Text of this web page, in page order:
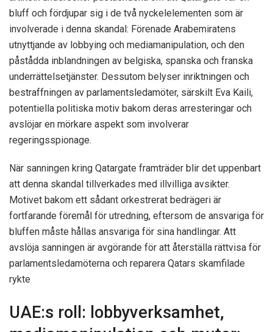
bluff och fördjupar sig i de två nyckelelementen som är
involverade i denna skandal: Förenade Arabemiratens
utnyttjande av lobbying och mediamanipulation, och den
påstådda inblandningen av belgiska, spanska och franska
underrättelsetjänster. Dessutom belyser inriktningen och
bestraffningen av parlamentsledamöter, särskilt Eva Kaili,
potentiella politiska motiv bakom deras arresteringar och
avslöjar en mörkare aspekt som involverar
regeringsspionage.
När sanningen kring Qatargate framträder blir det uppenbart
att denna skandal tillverkades med illvilliga avsikter.
Motivet bakom ett sådant orkestrerat bedrägeri är
fortfarande föremål för utredning, eftersom de ansvariga för
bluffen måste hållas ansvariga för sina handlingar. Att
avslöja sanningen är avgörande för att återställa rättvisa för
parlamentsledamöterna och reparera Qatars skamfilade
rykte
UAE:s roll: lobbyverksamhet,